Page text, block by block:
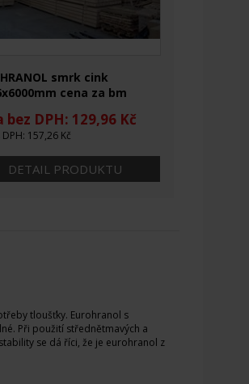
smrk cink
cena za bm
bez DPH: 129,96 Kč
157,26 Kč
DETAIL PRODUKTU
tloušťky. Eurohranol s
Při použití střednětmavých a
se dá říci, že je eurohranol z